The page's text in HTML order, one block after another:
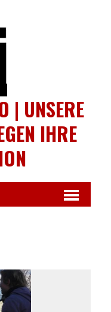
| UNSERE
IHRE